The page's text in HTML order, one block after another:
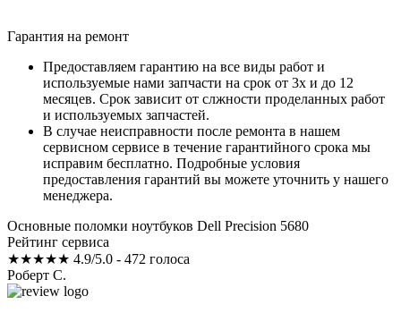
Гарантия на ремонт
Предоставляем гарантию на все виды работ и
используемые нами запчасти на срок от 3х и до 12
месяцев. Срок зависит от слжности проделанных работ
и используемых запчастей.
В случае неисправности после ремонта в нашем
сервисном сервисе в течение гарантийного срока мы
исправим бесплатно. Подробные условия
предоставления гарантий вы можете уточнить у нашего
менеджера.
Основные поломки ноутбуков Dell Precision 5680
Рейтинг сервиса
★★★★★ 4.9/5.0 - 472 голоса
Роберт С.